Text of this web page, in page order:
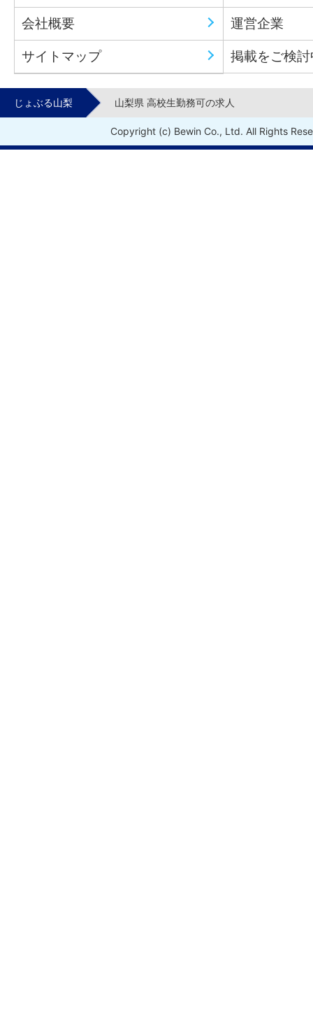
会社概要 運営企業
サイトマップ 掲載をご検
じょぶる山梨 山梨県 高校生勤務可の求人
Copyright (c) Bewin Co., Ltd. All Rights